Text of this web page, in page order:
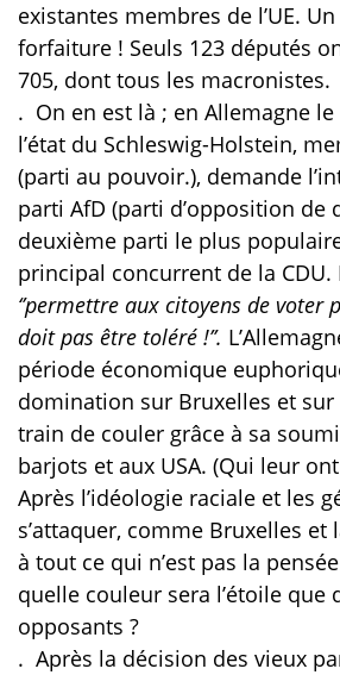
existantes membres de l’UE.
forfaiture ! Seuls 123 députés
705, dont tous les macronistes.
. On en est là ; en Allemagne
l’état du Schleswig-Holstein,
(parti au pouvoir.), demande
parti AfD (parti d’opposition de
deuxième parti le plus
principal concurrent de la CDU.
‘’permettre aux citoyens de voter
doit pas être toléré !’’.
période économique
domination sur Bruxelles et sur
train de couler grâce à sa
barjots et aux USA. (Qui leur
Après l’idéologie raciale et les
s’attaquer, comme Bruxelles et
à tout ce qui n’est pas la
quelle couleur sera l’étoile que
opposants ?
. Après la décision des vieux